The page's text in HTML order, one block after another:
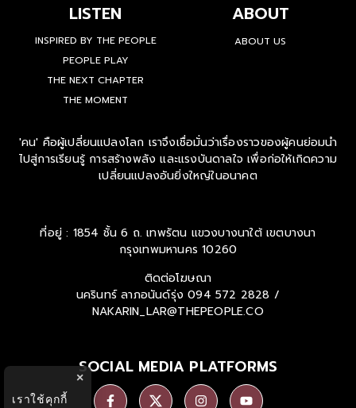
LISTEN
INSPIRED BY THE PEOPLE
PEOPLE PLAY
THE NEXT CHAPTER
THE MOMENT
ABOUT
ABOUT US
'คน' คือผู้เปลี่ยนแปลงโลก เราจึงเชื่อมั่นว่าเรื่องราวของผู้คนย่อมนำ
ไปสู่การเรียนรู้ การสร้างพลัง และแรงบันดาลใจ เพื่อก่อให้เกิดความ
เปลี่ยนแปลงอันยิ่งใหญ่ในอนาคต
ที่อยู่ : 1854 ชั้น 6 ถ. เทพรัตน แขวงบางนาใต้ เขตบางนา
กรุงเทพมหานคร 10260
ติดต่อโฆษณา
นครินทร์ ลาภอนันด์รุ่ง 094 572 2828 /
NAKARIN_LAR@THEPEOPLE.CO
SOCIAL MEDIA PLATFORMS
×
เราใช้คุกกี้